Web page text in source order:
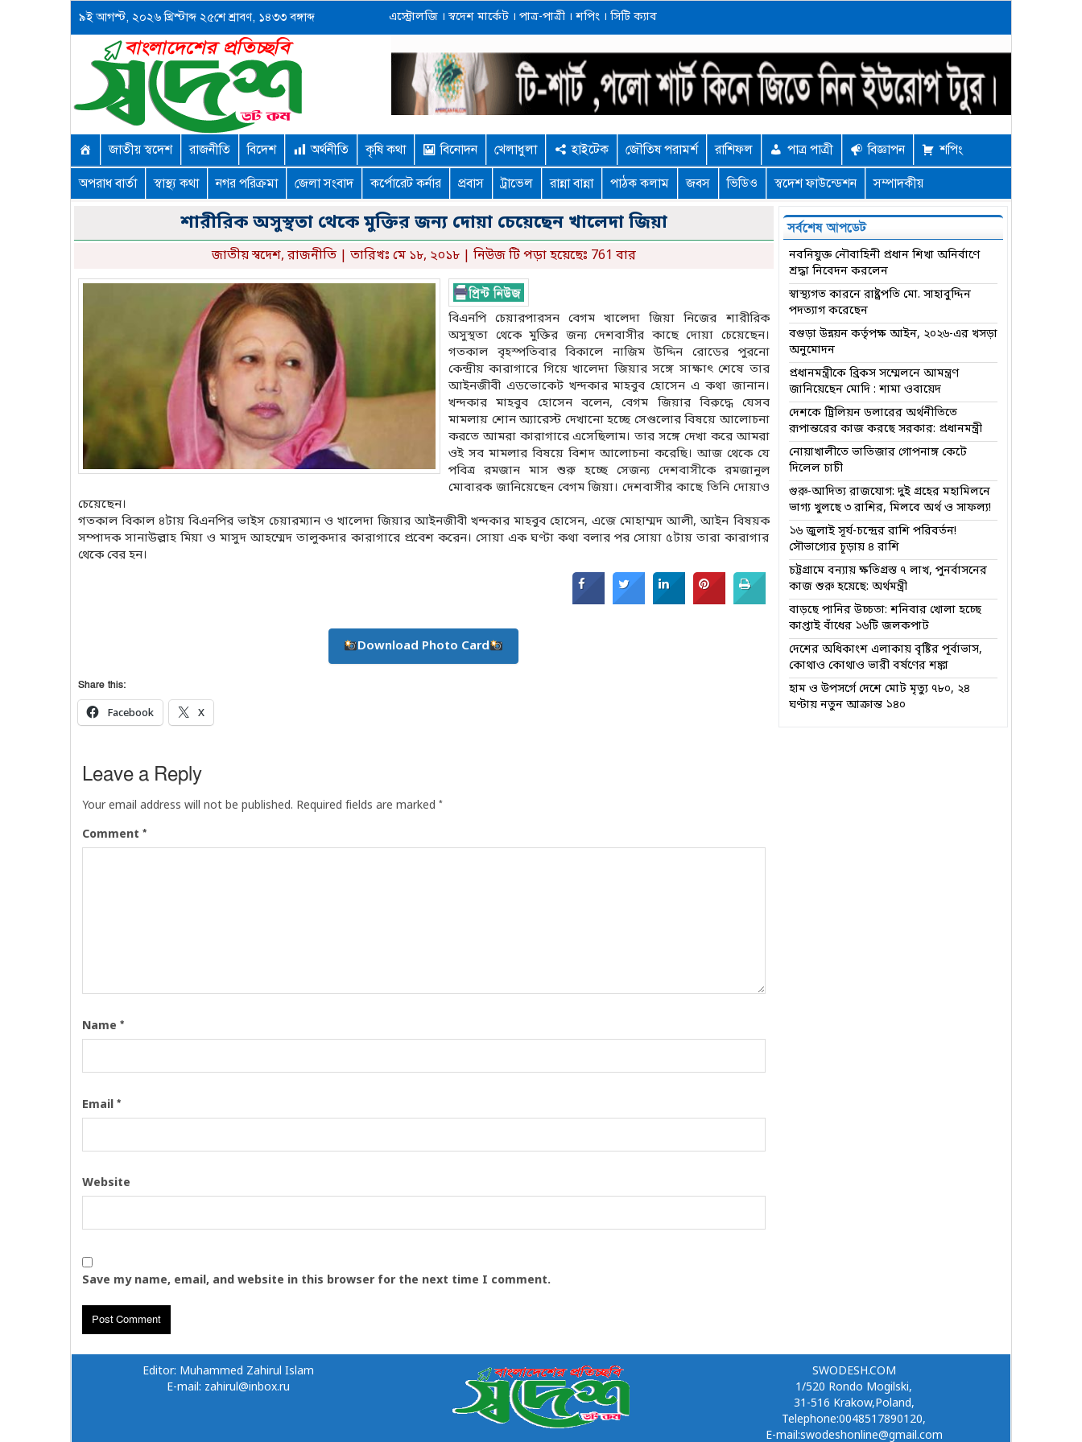
৯ই আগস্ট, ২০২৬ খ্রিস্টাব্দ ২৫শে শ্রাবণ, ১৪৩৩ বঙ্গাব্দ এস্ট্রোলজি। স্বদেশ মার্কেট। পাত্র-পাত্রী। শপিং। সিটি ক্যাব
জাতীয় স্বদেশ রাজনীতি বিদেশ অর্থনীতি কৃষি কথা বিনোদন খেলাধুলা হাইটেক জৌতিষ পরামর্শ রাশিফল পাত্র পাত্রী বিজ্ঞাপন শপিং
অপরাধ বার্তা স্বাস্থ্য কথা নগর পরিক্রমা জেলা সংবাদ কর্পোরেট কর্নার প্রবাস ট্রাভেল রান্না বান্না পাঠক কলাম জবস ভিডিও স্বদেশ ফাউন্ডেশন সম্পাদকীয়
শারীরিক অসুস্থতা থেকে মুক্তির জন্য দোয়া চেয়েছেন খালেদা জিয়া
জাতীয় স্বদেশ, রাজনীতি| তারিখঃ মে ১৮, ২০১৮ | নিউজ টি পড়া হয়েছেঃ 761 বার
বিএনপি চেয়ারপারসন বেগম খালেদা জিয়া নিজের শারীরিক
অসুস্থতা থেকে মুক্তির জন্য দেশবাসীর কাছে দোয়া চেয়েছেন।
গতকাল বৃহস্পতিবার বিকালে নাজিম উদ্দিন রোডের পুরনো
কেন্দ্রীয় কারাগারে গিয়ে খালেদা জিয়ার সঙ্গে সাক্ষাৎ শেষে তার
আইনজীবী এডভোকেট খন্দকার মাহবুব হোসেন এ কথা জানান।
খন্দকার মাহবুব হোসেন বলেন, বেগম জিয়ার বিরুদ্ধে যেসব
মামলায় শোন অ্যারেস্ট দেখানো হচ্ছে সেগুলোর বিষয়ে আলোচনা
করতে আমরা কারাগারে এসেছিলাম। তার সঙ্গে দেখা করে আমরা
ওই সব মামলার বিষয়ে বিশদ আলোচনা করেছি। আজ থেকে যে
পবিত্র রমজান মাস শুরু হচ্ছে সেজন্য দেশবাসীকে রমজানুল
মোবারক জানিয়েছেন বেগম জিয়া। দেশবাসীর কাছে তিনি দোয়াও
চেয়েছেন।
গতকাল বিকাল ৪টায় বিএনপির ভাইস চেয়ারম্যান ও খালেদা জিয়ার আইনজীবী খন্দকার মাহবুব হোসেন, এজে মোহাম্মদ আলী, আইন বিষয়ক
সম্পাদক সানাউল্লাহ মিয়া ও মাসুদ আহম্মেদ তালুকদার কারাগারে প্রবেশ করেন। সোয়া এক ঘণ্টা কথা বলার পর সোয়া ৫টায় তারা কারাগার
থেকে বের হন।
Download Photo Card
Share this:
Facebook X
Leave a Reply
Your email address will not be published. Required fields are marked *
Comment *
Name *
Email *
Website
Save my name, email, and website in this browser for the next time I comment.
সর্বশেষ আপডেট
নবনিযুক্ত নৌবাহিনী প্রধান শিখা অনির্বাণে
শ্রদ্ধা নিবেদন করলেন
স্বাস্থ্যগত কারনে রাষ্ট্রপতি মো. সাহাবুদ্দিন
পদত্যাগ করেছেন
বগুড়া উন্নয়ন কর্তৃপক্ষ আইন, ২০২৬-এর খসড়া
অনুমোদন
প্রধানমন্ত্রীকে ব্রিকস সম্মেলনে আমন্ত্রণ
জানিয়েছেন মোদি : শামা ওবায়েদ
দেশকে ট্রিলিয়ন ডলারের অর্থনীতিতে
রূপান্তরের কাজ করছে সরকার: প্রধানমন্ত্রী
নোয়াখালীতে ভাতিজার গোপনাঙ্গ কেটে
দিলেল চাচী
গুরু-আদিত্য রাজযোগ: দুই গ্রহের মহামিলনে
ভাগ্য খুলছে ৩ রাশির, মিলবে অর্থ ও সাফল্য!
১৬ জুলাই সূর্য-চন্দ্রের রাশি পরিবর্তন!
সৌভাগ্যের চূড়ায় ৪ রাশি
চট্টগ্রামে বন্যায় ক্ষতিগ্রস্ত ৭ লাখ, পুনর্বাসনের
কাজ শুরু হয়েছে: অর্থমন্ত্রী
বাড়ছে পানির উচ্চতা: শনিবার খোলা হচ্ছে
কাপ্তাই বাঁধের ১৬টি জলকপাট
দেশের অধিকাংশ এলাকায় বৃষ্টির পূর্বাভাস,
কোথাও কোথাও ভারী বর্ষণের শঙ্কা
হাম ও উপসর্গে দেশে মোট মৃত্যু ৭৮০, ২৪
ঘণ্টায় নতুন আক্রান্ত ১৪০
Editor: Muhammed Zahirul Islam
E-mail: zahirul@inbox.ru
SWODESH.COM
1/520 Rondo Mogilski,
31-516 Krakow,Poland,
Telephone:0048517890120,
E-mail:swodeshonline@gmail.com